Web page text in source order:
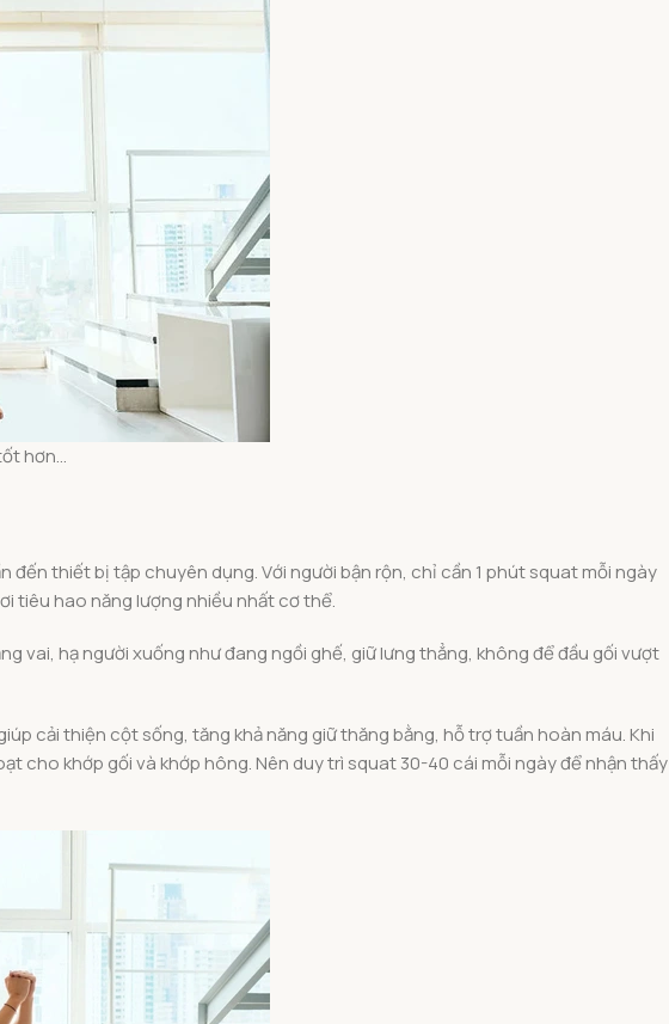
hơn…
đến thiết bị tập chuyên dụng. Với người bận rộn, chỉ cần 1 phút squat mỗi ngày
tiêu hao năng lượng nhiều nhất cơ thể.
vai, hạ người xuống như đang ngồi ghế, giữ lưng thẳng, không để đầu gối vượt
cải thiện cột sống, tăng khả năng giữ thăng bằng, hỗ trợ tuần hoàn máu. Khi
cho khớp gối và khớp hông. Nên duy trì squat 30-40 cái mỗi ngày để nhận thấy